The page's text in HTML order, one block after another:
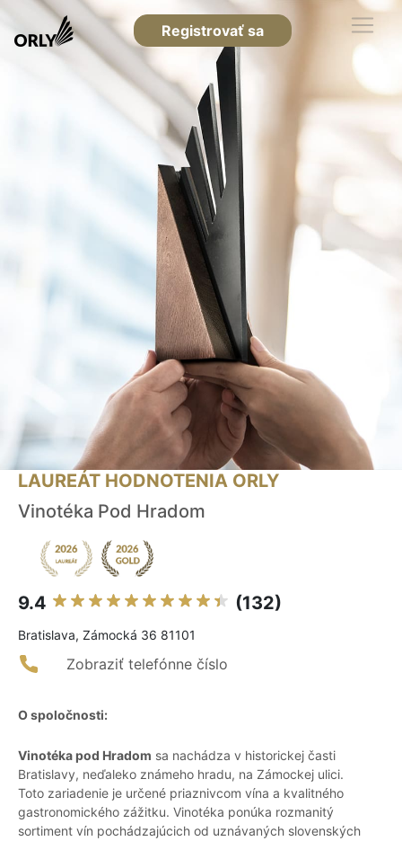
Registrovať sa
LAUREÁT HODNOTENIA ORLY
Vinotéka Pod Hradom
9.4 (132)
Bratislava, Zámocká 36 81101
Zobraziť telefónne číslo
O spoločnosti:
Vinotéka pod Hradom sa nachádza v historickej časti
Bratislavy, neďaleko známeho hradu, na Zámockej ulici.
Toto zariadenie je určené priaznivcom vína a kvalitného
gastronomického zážitku. Vinotéka ponúka rozmanitý
sortiment vín pochádzajúcich od uznávaných slovenských